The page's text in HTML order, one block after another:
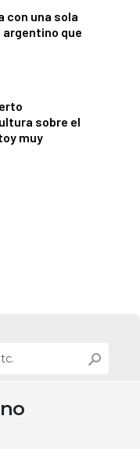
con una sola
argentino que
sobre el
muy